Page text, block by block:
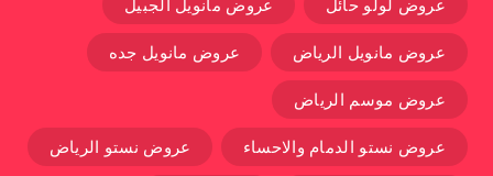
عروض لولو حائل عروض مانويل الجبيل
عروض مانويل الرياض عروض مانويل جده
عروض موسم الرياض
عروض نستو الدمام والاحساء عروض نستو الرياض